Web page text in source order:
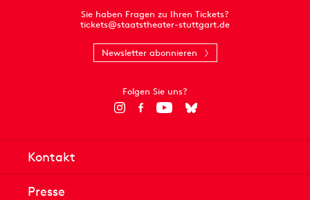
Sie haben Fragen zu Ihren Tickets?
tickets@staatstheater-stuttgart.de
Newsletter abonnieren
Folgen Sie uns?
Kontakt
Presse